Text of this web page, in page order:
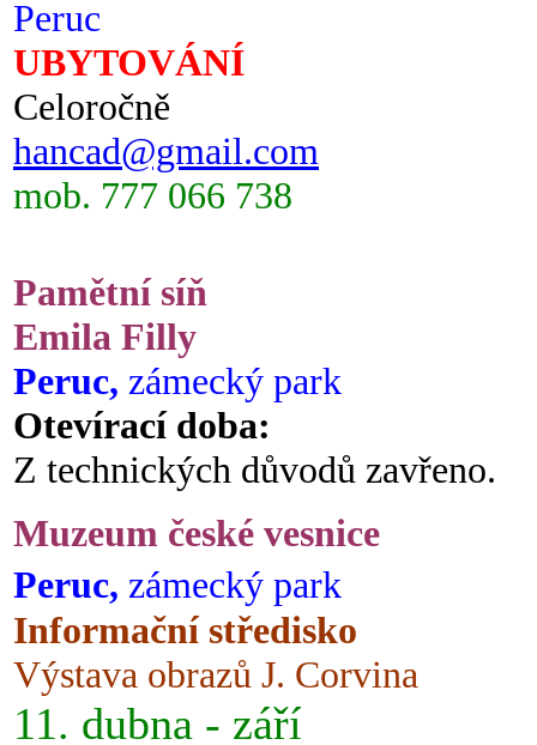
Peruc
UBYTOVÁNÍ
Celoročně
hancad@gmail.com
mob. 777 066 738
Pamětní síň
Emila Filly
Peruc, zámecký park
Otevírací doba:
Z technických důvodů zavřeno.
Muzeum české vesnice
Peruc, zámecký park
Informační středisko
Výstava obrazů J. Corvina
11. dubna - září